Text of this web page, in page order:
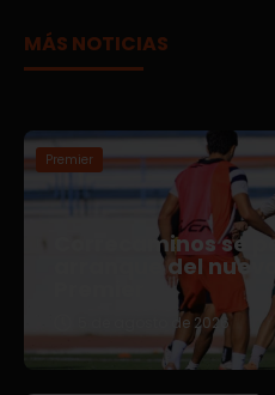
MÁS NOTICIAS
Premier
Correcaminos se
arranque del
5 de agosto de 2026